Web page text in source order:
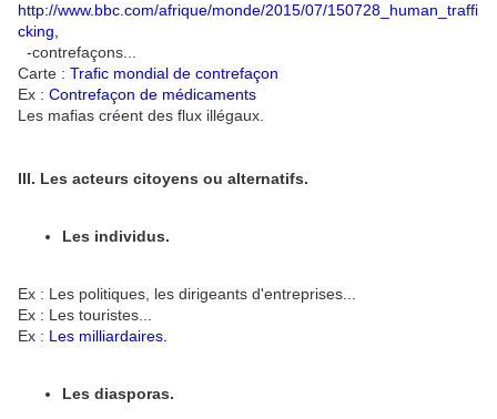
http://www.bbc.com/afrique/monde/2015/07/150728_human_traffi
cking
-contrefaçons...
Carte : Trafic mondial de contrefaçon
Ex : Contrefaçon de médicaments
Les mafias créent des flux illégaux.
III. Les acteurs citoyens ou alternatifs.
Les individus.
Ex : Les politiques, les dirigeants d'entreprises...
Ex : Les touristes...
Ex : Les milliardaires
Les diasporas.